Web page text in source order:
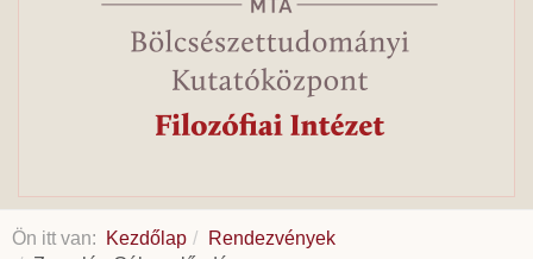
Ön itt van: Kezdőlap
Rendezvények